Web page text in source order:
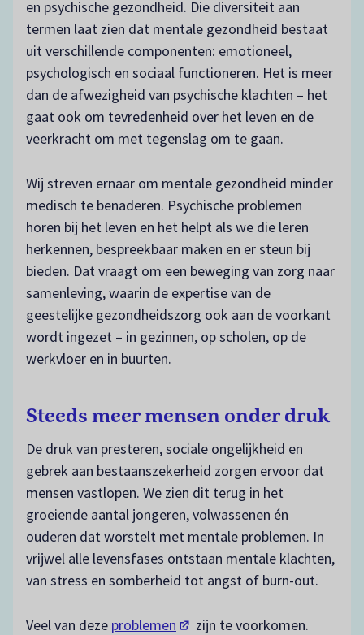
en psychische gezondheid. Die diversiteit aan
termen laat zien dat mentale gezondheid bestaat
uit verschillende componenten: emotioneel,
psychologisch en sociaal functioneren. Het is meer
dan de afwezigheid van psychische klachten – het
gaat ook om tevredenheid over het leven en de
veerkracht om met tegenslag om te gaan.
Wij streven ernaar om mentale gezondheid minder
medisch te benaderen. Psychische problemen
horen bij het leven en het helpt als we die leren
herkennen, bespreekbaar maken en er steun bij
bieden. Dat vraagt om een beweging van zorg naar
samenleving, waarin de expertise van de
geestelijke gezondheidszorg ook aan de voorkant
wordt ingezet – in gezinnen, op scholen, op de
werkvloer en in buurten.
Steeds meer mensen onder druk
De druk van presteren, sociale ongelijkheid en
gebrek aan bestaanszekerheid zorgen ervoor dat
mensen vastlopen. We zien dit terug in het
groeiende aantal jongeren, volwassenen én
ouderen dat worstelt met mentale problemen. In
vrijwel alle levensfases ontstaan mentale klachten,
van stress en somberheid tot angst of burn-out.
Veel van deze problemen (opent in een nieuw tabblad)
zijn te voorkomen.